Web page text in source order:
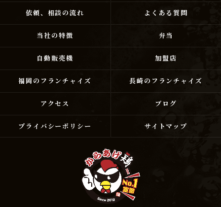
依頼、相談の流れ よくある質問
当社の特徴 弁当
自動販売機 加盟店
福岡のフランチャイズ 長崎のフランチャイズ
アクセス ブログ
プライバシーポリシー サイトマップ